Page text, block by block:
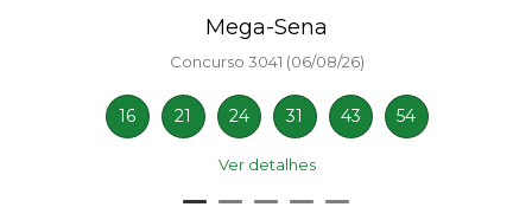
Mega-Sena
Concurso 3041 (06/08/26)
16 21 24 31 43 54
Ver detalhes